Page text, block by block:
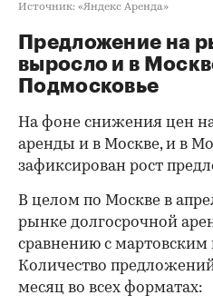
Источник: «Яндекс Аренда»
Предложение на
выросло и в
Подмосковье
На фоне снижения цен
аренды и в Москве, и в
зафиксирован рост
В целом по Москве в
рынке долгосрочной
сравнению с мартовским
Количество
месяц во всех форматах: